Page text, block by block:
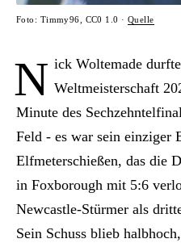
Foto: Timmy96, CC0 1.0 ·Quelle
N ick Woltemade
Weltmeisterschaft
Minute des
Feld - es war sein einziger
Elfmeterschießen, das die
in Foxborough mit 5:6
Newcastle-Stürmer als
Sein Schuss blieb